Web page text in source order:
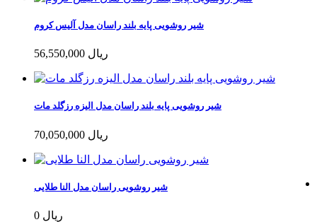
شیر روشویی پایه بلند راسان مدل آلیس کروم
56,550,000 ریال
شیر روشویی پایه بلند راسان مدل الیزه رزگلد مات
70,050,000 ریال
شیر روشویی راسان مدل النا طلایی
0 ریال